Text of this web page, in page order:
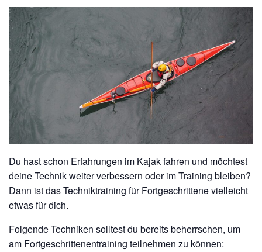
Du hast schon Erfahrungen im Kajak fahren und möchtest
deine Technik weiter verbessern oder im Training bleiben?
Dann ist das Techniktraining für Fortgeschrittene vielleicht
etwas für dich.
Folgende Techniken solltest du bereits beherrschen, um
am Fortgeschrittenentraining teilnehmen zu können: